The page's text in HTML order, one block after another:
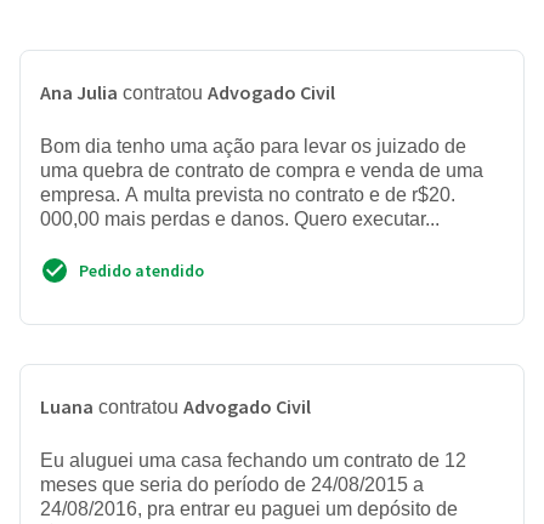
Ana Julia contratou Advogado Civil
Bom dia tenho uma ação para levar os juizado de
uma quebra de contrato de compra e venda de uma
empresa. A multa prevista no contrato e de r$20.
000,00 mais perdas e danos. Quero executar...
Pedido atendido
Luana contratou Advogado Civil
Eu aluguei uma casa fechando um contrato de 12
meses que seria do período de 24/08/2015 a
24/08/2016, pra entrar eu paguei um depósito de